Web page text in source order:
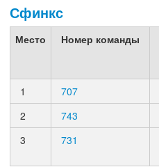
Сфинкс
Место Номер команды
1 707
2
743
3
731